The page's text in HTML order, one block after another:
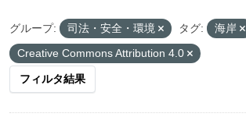
グループ: 司法・安全・環境 タグ: 海岸
Creative Commons Attribution 4.0
フィルタ結果